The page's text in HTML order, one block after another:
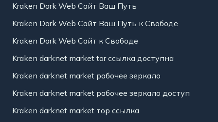
Kraken Dark Web Сайт Ваш Путь
Kraken Dark Web Сайт Ваш Путь к Свободе
Kraken Dark Web Сайт к Свободе
Kraken darknet market tor ссылка доступна
Kraken darknet market рабочее зеркало
Kraken darknet market рабочее зеркало доступ
Kraken darknet market тор ссылка